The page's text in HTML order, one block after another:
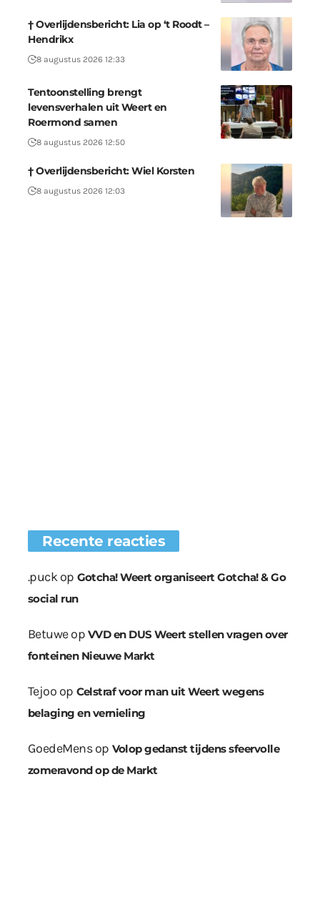
† Overlijdensbericht: Lia op ‘t Roodt –
Hendrikx
8 augustus 2026 12:33
Tentoonstelling brengt
levensverhalen uit Weert en
Roermond samen
8 augustus 2026 12:50
† Overlijdensbericht: Wiel Korsten
8 augustus 2026 12:03
Recente reacties
.puckop Gotcha! Weert organiseert Gotcha! & Go
social run
Betuweop VVD en DUS Weert stellen vragen over
fonteinen Nieuwe Markt
Tejoo op Celstraf voor man uit Weert wegens
belaging en vernieling
GoedeMensop Volop gedanst tijdens sfeervolle
zomeravond op de Markt